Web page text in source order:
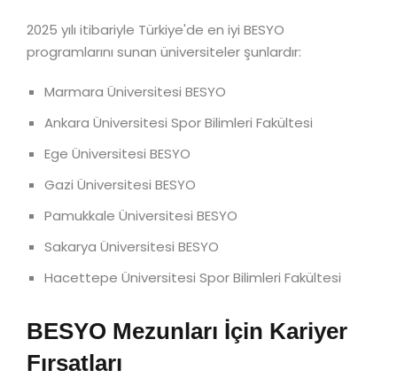
2025 yılı itibariyle Türkiye'de en iyi BESYO
programlarını sunan üniversiteler şunlardır:
Marmara Üniversitesi BESYO
Ankara Üniversitesi Spor Bilimleri Fakültesi
Ege Üniversitesi BESYO
Gazi Üniversitesi BESYO
Pamukkale Üniversitesi BESYO
Sakarya Üniversitesi BESYO
Hacettepe Üniversitesi Spor Bilimleri Fakültesi
BESYO Mezunları İçin Kariyer
Fırsatları